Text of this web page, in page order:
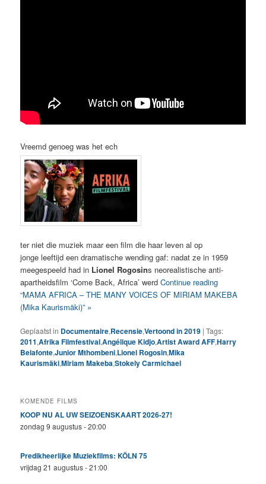
Vreemd genoeg was het ech
ter niet die muziek maar een film die haar leven al op
jonge leeftijd een dramatische wending gaf: nadat ze in 1959
meegespeeld had in Lionel Rogosins neorealistische anti-
apartheidsfilm ‘Come Back, Africa’ werdContinue reading
“MAMA AFRICA – THE MANY VOICES OF MIRIAM MAKEBA
(Mika Kaurismäki)” »
Geplaatst in Documentaire,Recensie,Vertoond in 2019 |Tags:
2011,Afrika Filmfestival,Angélique Kidjo,Artist Award AFF,Harry
Belafonte,Junior Mthombeni,Lionel Rogosin,Mika
Kaurismäki,Miriam Makeba,Stokely Carmichael
KOMENDE FILMS
KOOP NU AL UW SEIZOENSKAART 2026-27!
zondag 9 augustus - 20:00
Predikheerlijke Muziekfilms: KÖLN 75
vrijdag 21 augustus - 21:00